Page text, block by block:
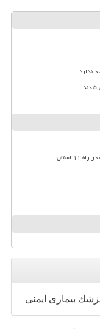
ندارد
بیماری ایمنی